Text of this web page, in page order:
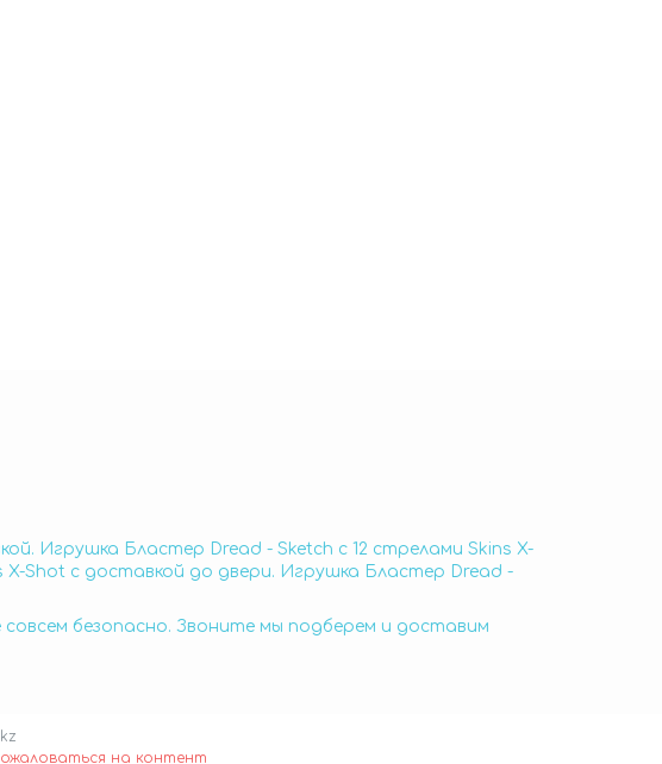
Игрушка Бластер Dread - Sketch с 12 стрелами Skins X-
Shot с доставкой до двери. Игрушка Бластер Dread -
безопасно. Звоните мы подберем и доставим
на контент